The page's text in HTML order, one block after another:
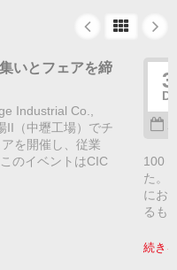
いとフェアを締
Industrial Co.,
II（中壢工場）でチ
を開催し、従業
のイベントはCIC
100
た。
にお
るも
続き